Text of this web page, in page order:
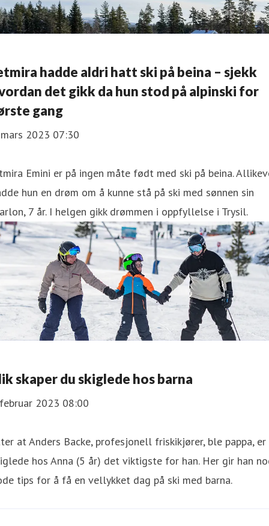
hadde aldri hatt ski på beina – sjekk
det gikk da hun stod på alpinski for
gang
2023 07:30
Emini er på ingen måte født med ski på beina.
hun en drøm om å kunne stå på ski med sønnen sin
7 år. I helgen gikk drømmen i oppfyllelse i Trysil.
skaper du skiglede hos barna
2023 08:00
at Anders Backe, profesjonell friskikjører, ble pappa, er
hos Anna (5 år) det viktigste for han. Her gir han
tips for å få en vellykket dag på ski med barna.